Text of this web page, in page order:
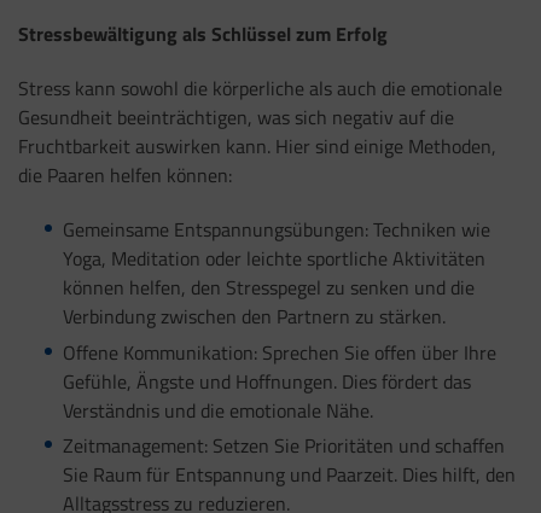
Stressbewältigung als Schlüssel zum Erfolg
Stress kann sowohl die körperliche als auch die emotionale
Gesundheit beeinträchtigen, was sich negativ auf die
Fruchtbarkeit auswirken kann. Hier sind einige Methoden,
die Paaren helfen können:
Gemeinsame Entspannungsübungen: Techniken wie
Yoga, Meditation oder leichte sportliche Aktivitäten
können helfen, den Stresspegel zu senken und die
Verbindung zwischen den Partnern zu stärken.
Offene Kommunikation: Sprechen Sie offen über Ihre
Gefühle, Ängste und Hoffnungen. Dies fördert das
Verständnis und die emotionale Nähe.
Zeitmanagement: Setzen Sie Prioritäten und schaffen
Sie Raum für Entspannung und Paarzeit. Dies hilft, den
Alltagsstress zu reduzieren.